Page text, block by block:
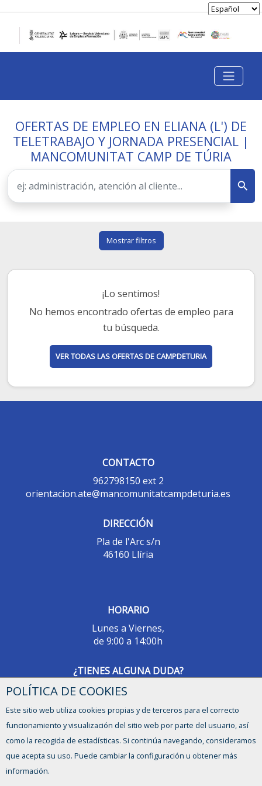
OFERTAS DE EMPLEO EN ELIANA (L') DE
TELETRABAJO Y JORNADA PRESENCIAL |
MANCOMUNITAT CAMP DE TÚRIA
Mostrar filtros
¡Lo sentimos!
No hemos encontrado ofertas de empleo para
tu búsqueda.
VER TODAS LAS OFERTAS DE CAMPDETURIA
CONTACTO
962798150 ext 2
orientacion.ate@mancomunitatcampdeturia.es
DIRECCIÓN
Pla de l'Arc s/n
46160 Llíria
HORARIO
Lunes a Viernes,
de 9:00 a 14:00h
¿TIENES ALGUNA DUDA?
CONTACTO
POLÍTICA DE COOKIES
Este sitio web utiliza cookies propias y de terceros para el correcto
funcionamiento y visualización del sitio web por parte del usuario, así
como la recogida de estadísticas. Si continúa navegando, consideramos
que acepta su uso. Puede cambiar la configuración u obtener más
información.